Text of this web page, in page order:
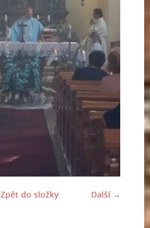
Další →
Zpět do složky